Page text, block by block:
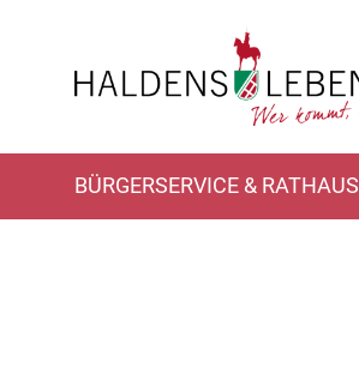
BÜRGERSERVICE & RATHAUS